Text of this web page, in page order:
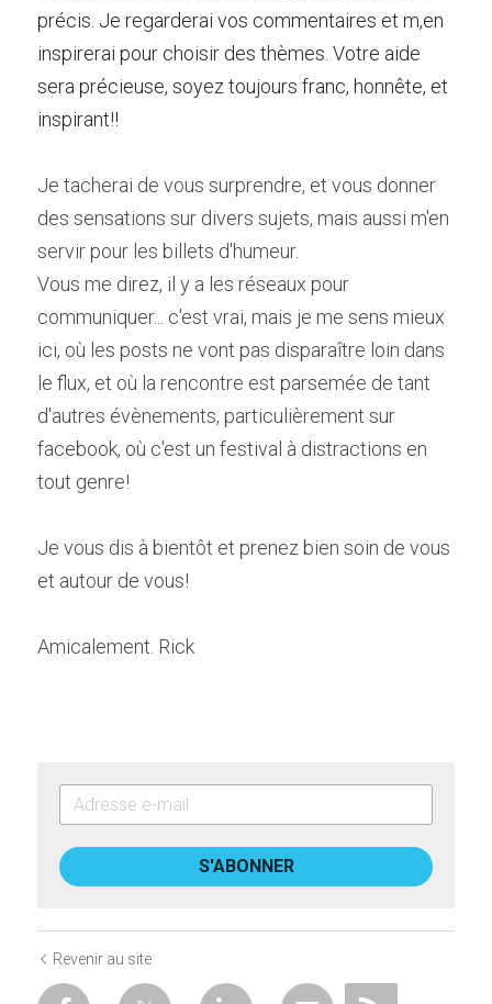
précis. Je regarderai vos commentaires et m,en
inspirerai pour choisir des thèmes. Votre aide
sera précieuse, soyez toujours franc, honnête, et
inspirant!!
Je tacherai de vous surprendre, et vous donner
des sensations sur divers sujets, mais aussi m'en
servir pour les billets d'humeur.
Vous me direz, il y a les réseaux pour
communiquer... c'est vrai, mais je me sens mieux
ici, où les posts ne vont pas disparaître loin dans
le flux, et où la rencontre est parsemée de tant
d'autres évènements, particulièrement sur
facebook, où c'est un festival à distractions en
tout genre!
Je vous dis à bientôt et prenez bien soin de vous
et autour de vous!
Amicalement. Rick
S'ABONNER
Revenir au site